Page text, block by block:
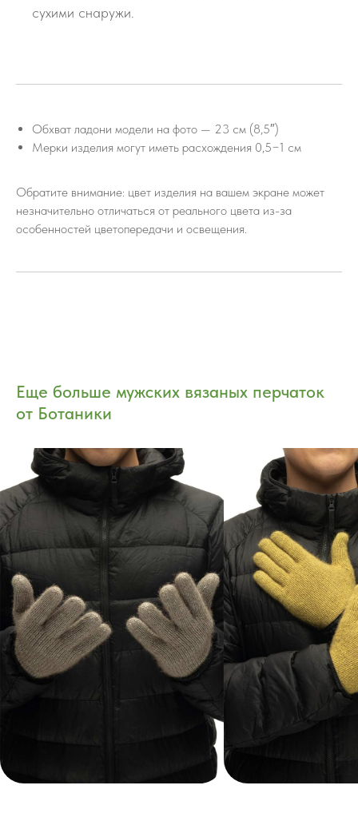
сухими снаружи.
Обхват ладони модели на фото — 23 см (8,5″)
Мерки изделия могут иметь расхождения 0,5−1 см
Обратите внимание: цвет изделия на вашем экране может
незначительно отличаться от реального цвета из-за
особенностей цветопередачи и освещения.
Еще больше мужских вязаных перчаток
от Ботаники